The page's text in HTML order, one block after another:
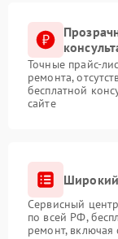
Точные прайс-
ремонта,
бесплатной
сайте
Широкий
Сервисный
по всей РФ,
ремонт,